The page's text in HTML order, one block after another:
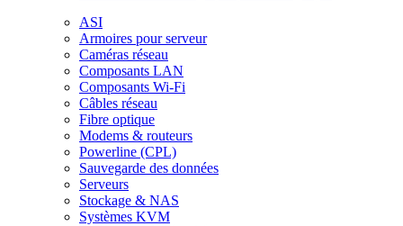
ASI
Armoires pour serveur
Caméras réseau
Composants LAN
Composants Wi-Fi
Câbles réseau
Fibre optique
Modems & routeurs
Powerline (CPL)
Sauvegarde des données
Serveurs
Stockage & NAS
Systèmes KVM